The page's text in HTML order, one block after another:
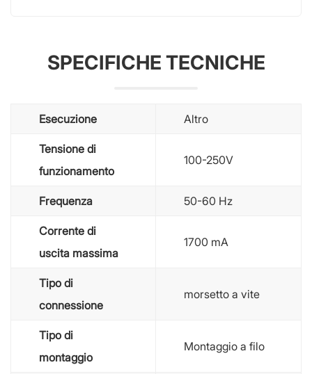
SPECIFICHE TECNICHE
Esecuzione Altro
Tensione di
funzionamento
100-250V
Frequenza 50-60 Hz
Corrente di
uscita massima
1700 mA
Tipo di
connessione
morsetto a vite
Tipo di
montaggio
Montaggio a filo